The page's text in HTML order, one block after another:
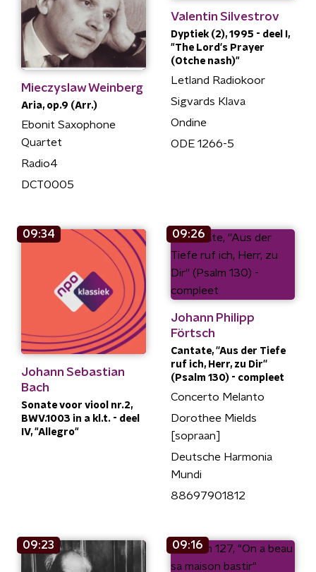
Mieczyslaw Weinberg
Aria, op.9 (Arr.)
Ebonit Saxophone
Quartet
Radio4
DCT0005
Valentin Silvestrov
Dyptiek (2), 1995 - deel I,
"The Lord's Prayer
(Otche nash)"
Letland Radiokoor
Sigvards Klava
Ondine
ODE 1266-5
09:34
Johann Sebastian
Bach
Sonate voor viool nr.2,
BWV.1003 in a kl.t. - deel
IV, "Allegro"
09:26
Johann Philipp
Förtsch
Cantate, ''Aus der Tiefe
ruf ich, Herr, zu Dir''
(Psalm 130) - compleet
Concerto Melanto
Dorothee Mields
[sopraan]
Deutsche Harmonia
Mundi
88697901812
09:23 09:16